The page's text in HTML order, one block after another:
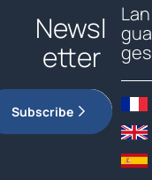
Newsl
etter
Subscribe
Lan
gua
ges